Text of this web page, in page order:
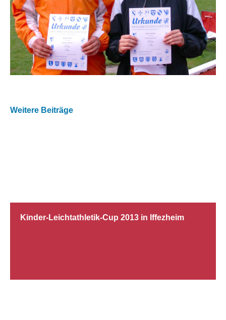
Weitere Beiträge
Kinder-Leichtathletik-Cup 2013 in Iffezheim